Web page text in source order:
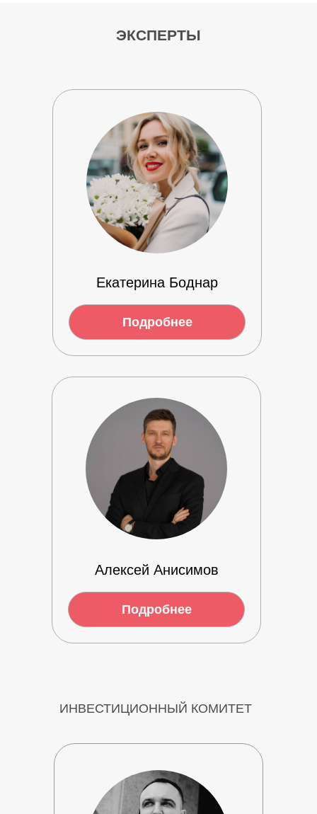
ЭКСПЕРТЫ
Подробнее
Екатерина Боднар
Подробнее
Алексей Анисимов
ИНВЕСТИЦИОННЫЙ КОМИТЕТ